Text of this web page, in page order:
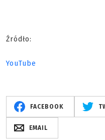
Źródło:
YouTube
FACEBOOK
EMAIL